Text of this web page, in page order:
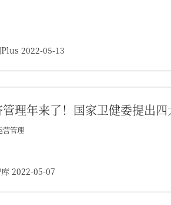
2022-05-13
理年来了！国家卫健委提出四
营管理
2022-05-07